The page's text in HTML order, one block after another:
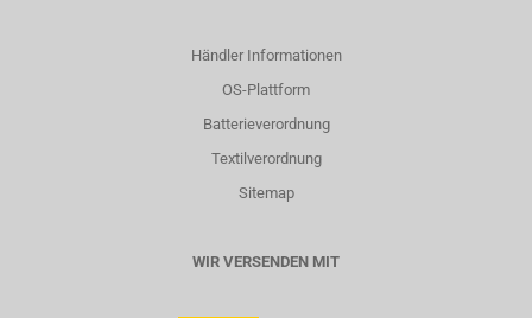
Händler Informationen
OS-Plattform
Batterieverordnung
Textilverordnung
Sitemap
WIR VERSENDEN MIT